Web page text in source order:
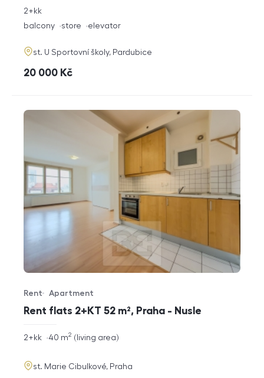
rozměry
disposition
2+kk
funkce
balcony store elevator
adresa
st. U Sportovní školy, Pardubice
cena
20 000 Kč
Rent flats 2+KT 52 m², Praha - Nusle
Offer type
Rent
Property type
Apartment
rozměry
disposition
2+kk living area
40 m2
adresa
st. Marie Cibulkové, Praha